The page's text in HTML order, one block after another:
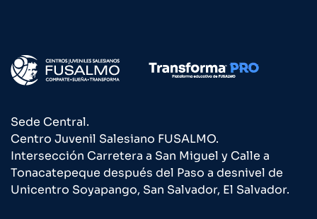
Sede Central.
Centro Juvenil Salesiano FUSALMO.
Intersección Carretera a San Miguel y Calle a
Tonacatepeque después del Paso a desnivel de
Unicentro Soyapango, San Salvador, El Salvador.